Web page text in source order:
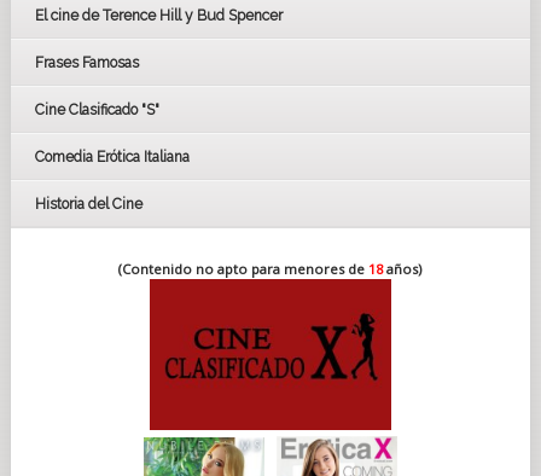
BAFTA
El cine de Terence Hill y Bud Spencer
Frases Famosas
Cine Clasificado "S"
Comedia Erótica Italiana
Historia del Cine
(Contenido no apto para menores de 18años)